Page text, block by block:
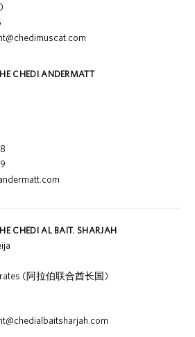
CHEDI ANDERMATT
CHEDI AL BAIT. SHARJAH
(阿拉伯联合酋长国)